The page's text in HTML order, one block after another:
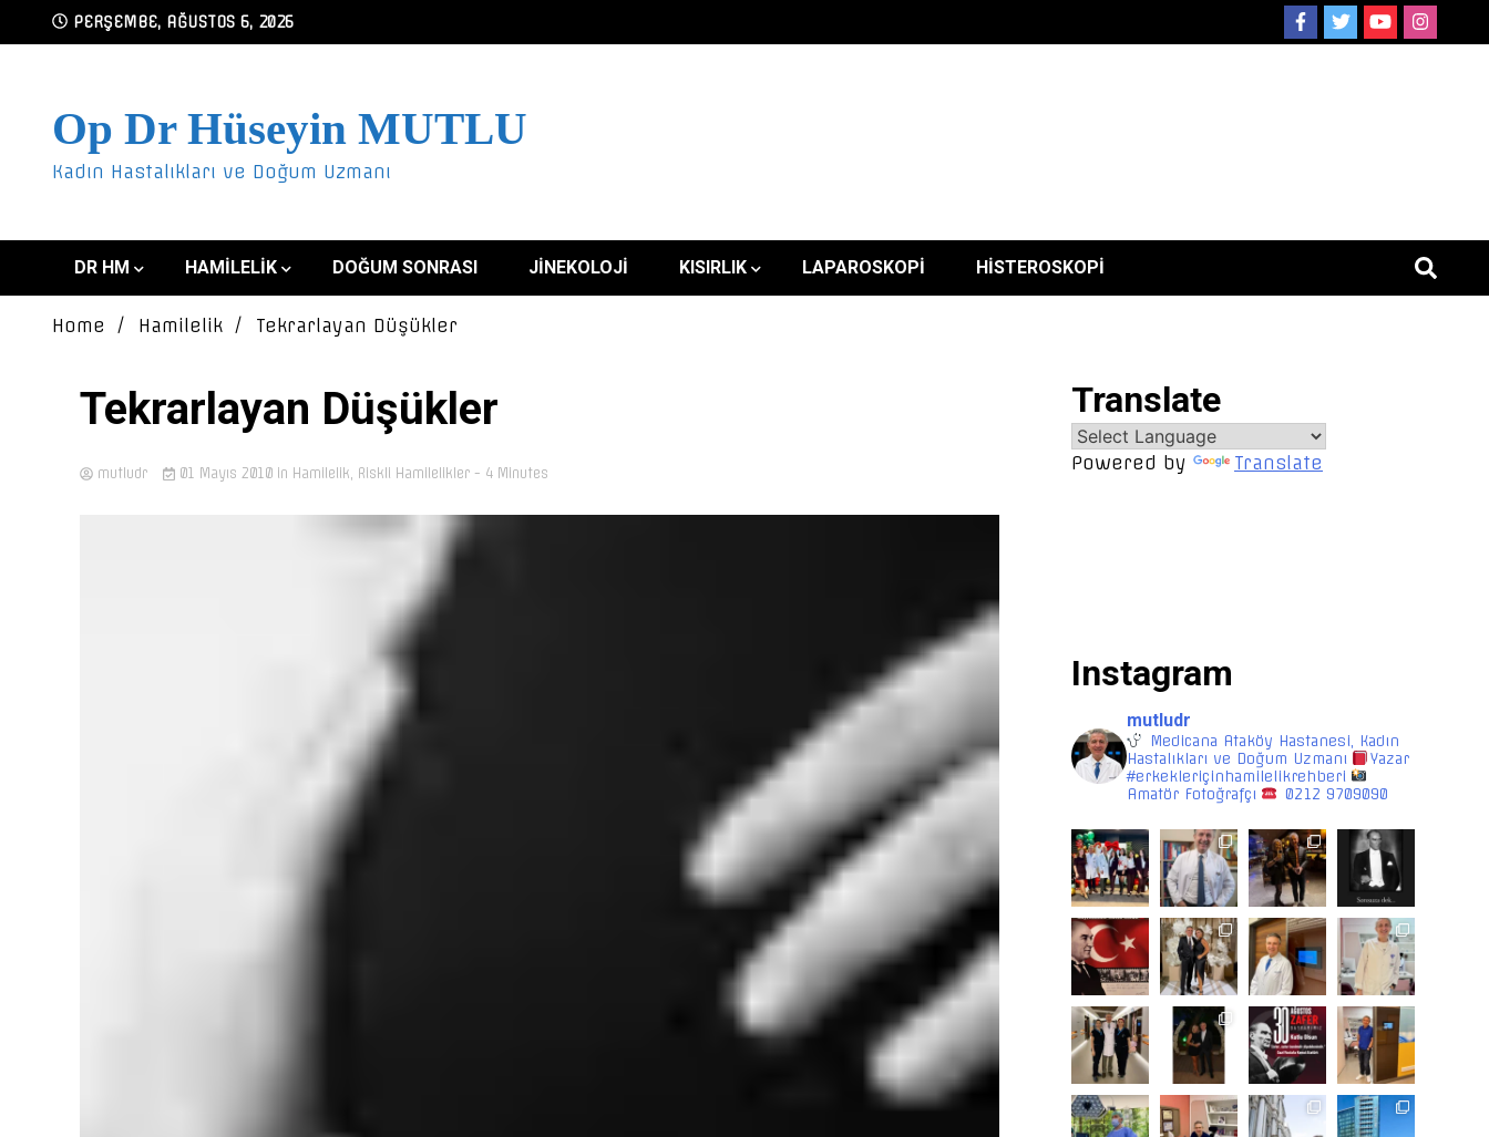
to
PERŞEMBE, AĞUSTOS 6, 2026
Op Dr Hüseyin MUTLU
Kadın Hastalıkları ve Doğum Uzmanı
DR HM HAMILELIK DOĞUM SONRASI JINEKOLOJI KISIRLIK LAPAROSKOPI HISTEROSKOPI
Home Hamilelik Tekrarlayan Düşükler
Tekrarlayan Düşükler
mutludr 01 Mayıs 2010 in Hamilelik, Riskli Hamilelikler - 4 Minutes
Translate
Powered by Translate
Instagram
mutludr
Medicana Ataköy Hastanesi, Kadın
Hastalıkları ve Doğum Uzmanı
Yazar
#erkekleriçinhamilelikrehberi
Amatör Fotoğrafçı
0212 9709090